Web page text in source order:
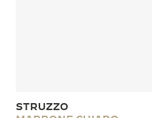
STRUZZO